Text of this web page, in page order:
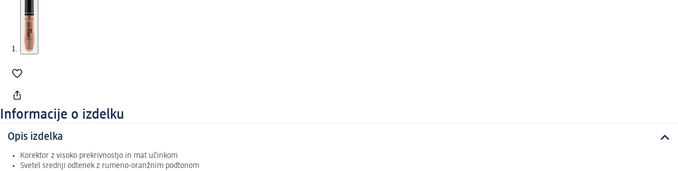
Informacije o izdelku
Opis izdelka
Korektor z visoko prekrivnostjo in mat učinkom
Svetel srednji odtenek z rumeno-oranžnim podtonom